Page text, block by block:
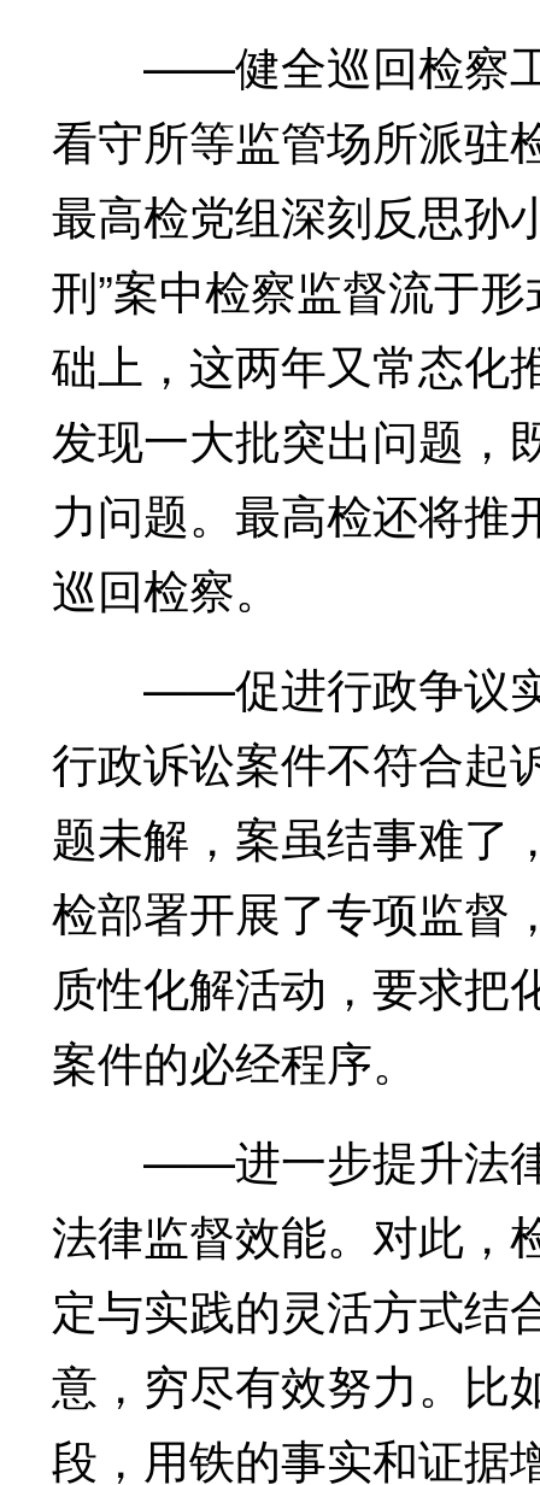
——健全巡回检察工
看守所等监管场所派驻
最高检党组深刻反思孙
刑”案中检察监督流于
础上，这两年又常态化
发现一大批突出问题，
力问题。最高检还将推
巡回检察。
——促进行政争议实
行政诉讼案件不符合起
题未解，案虽结事难了
检部署开展了专项监督
质性化解活动，要求把
案件的必经程序。
——进一步提升法律
法律监督效能。对此，
定与实践的灵活方式结
意，穷尽有效努力。比
段，用铁的事实和证据